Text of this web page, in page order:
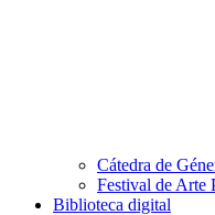
Cátedra de
Festival de Arte
Biblioteca digital